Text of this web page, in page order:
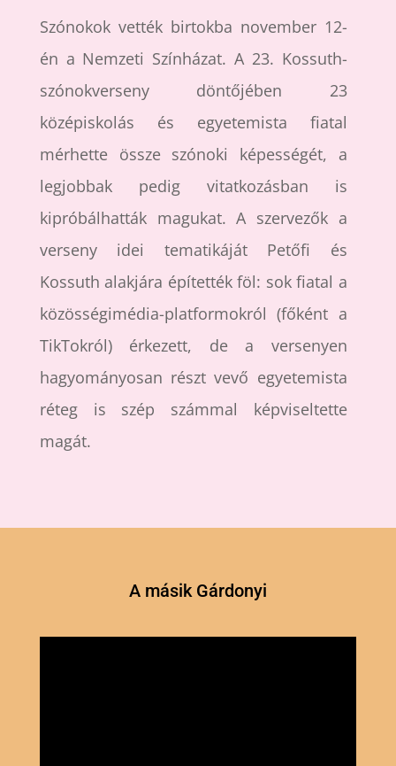
Szónokok vették birtokba november 12-
én a Nemzeti Színházat. A 23. Kossuth-
szónokverseny döntőjében 23
középiskolás és egyetemista fiatal
mérhette össze szónoki képességét, a
legjobbak pedig vitatkozásban is
kipróbálhatták magukat. A szervezők a
verseny idei tematikáját Petőfi és
Kossuth alakjára építették föl: sok fiatal a
közösségimédia-platformokról (főként a
TikTokról) érkezett, de a versenyen
hagyományosan részt vevő egyetemista
réteg is szép számmal képviseltette
magát.
A másik Gárdonyi